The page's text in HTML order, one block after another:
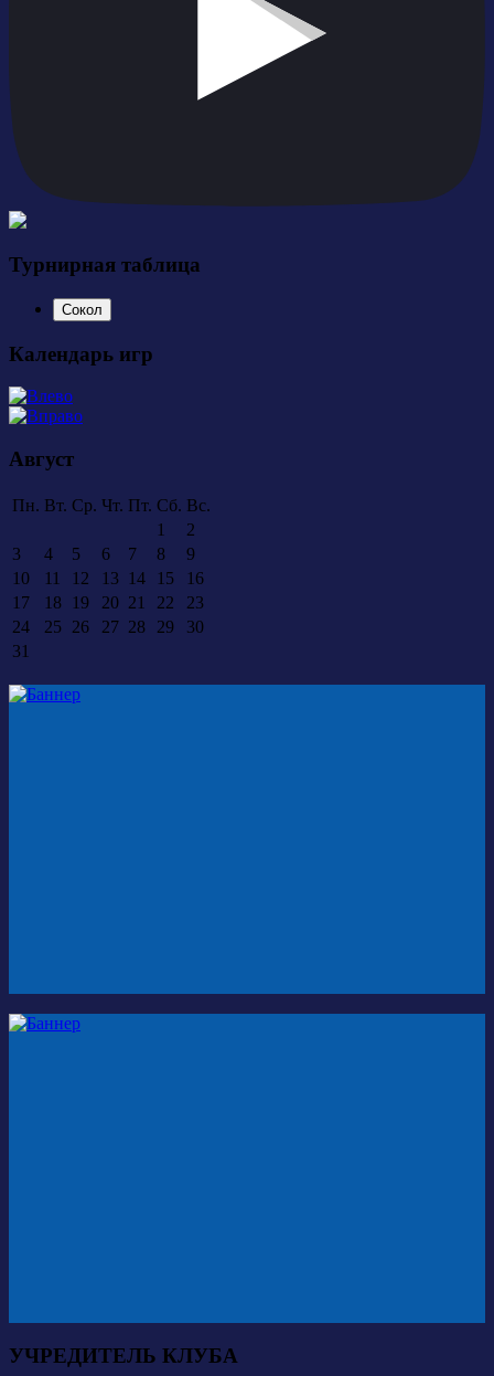
Турнирная таблица
Сокол
Календарь игр
Август
Пн. Вт. Ср. Чт. Пт. Сб. Вс.
1
2
3
4 5 6 7 8
9
10
11 12 13 14 15
16
17
18 19 20 21 22
23
24
25 26 27 28 29
30
31
УЧРЕДИТЕЛЬ КЛУБА